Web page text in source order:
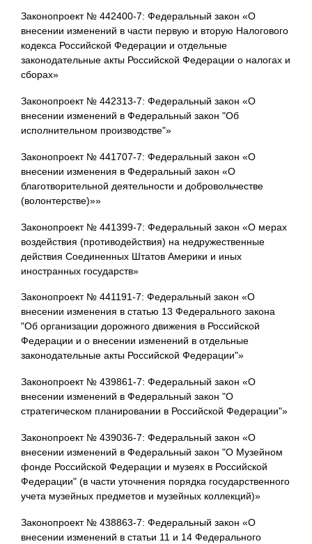
Законопроект № 442400-7: Федеральный закон «О
внесении изменений в части первую и вторую Налогового
кодекса Российской Федерации и отдельные
законодательные акты Российской Федерации о налогах и
сборах»
Законопроект № 442313-7: Федеральный закон «О
внесении изменений в Федеральный закон "Об
исполнительном производстве"»
Законопроект № 441707-7: Федеральный закон «О
внесении изменения в Федеральный закон «О
благотворительной деятельности и добровольчестве
(волонтерстве)»»
Законопроект № 441399-7: Федеральный закон «О мерах
воздействия (противодействия) на недружественные
действия Соединенных Штатов Америки и иных
иностранных государств»
Законопроект № 441191-7: Федеральный закон «О
внесении изменения в статью 13 Федерального закона
"Об организации дорожного движения в Российской
Федерации и о внесении изменений в отдельные
законодательные акты Российской Федерации"»
Законопроект № 439861-7: Федеральный закон «О
внесении изменений в Федеральный закон "О
стратегическом планировании в Российской Федерации"»
Законопроект № 439036-7: Федеральный закон «О
внесении изменений в Федеральный закон "О Музейном
фонде Российской Федерации и музеях в Российской
Федерации" (в части уточнения порядка государственного
учета музейных предметов и музейных коллекций)»
Законопроект № 438863-7: Федеральный закон «О
внесении изменений в статьи 11 и 14 Федерального